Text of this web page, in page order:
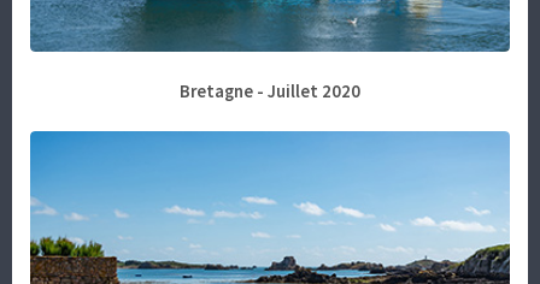
Bretagne - Juillet 2020